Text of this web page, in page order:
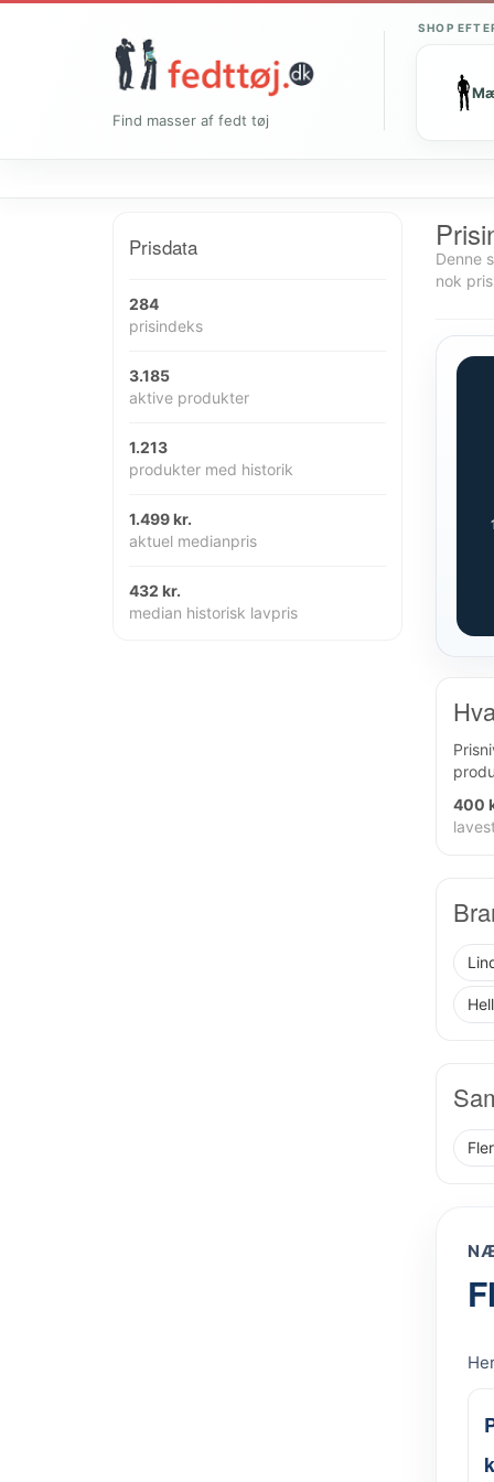
Find masser af fedt tøj
SHOP
Prisdata
284
prisindeks
3.185
aktive produkter
1.213
produkter med historik
1.499 kr.
aktuel medianpris
432 kr.
median historisk lavpris
Denne
nok
400